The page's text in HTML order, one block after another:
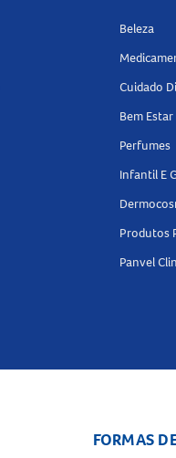
Beleza
Cuidado
Bem Estar
Perfumes
Infantil E
Produtos
Panvel
FORMAS